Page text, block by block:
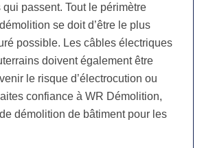
passent. Tout le périmètre
se doit d’être le plus
possible. Les câbles électriques
doivent également être
le risque d’électrocution ou
confiance à WR Démolition,
démolition de bâtiment pour les